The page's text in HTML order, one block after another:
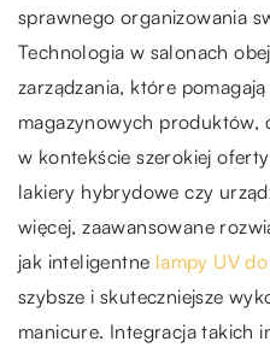
sprawnego organizowania
Technologia w salonach
zarządzania, które
magazynowych produktów,
w kontekście szerokiej
lakiery hybrydowe czy
więcej, zaawansowane
jak inteligentne lampy UV
szybsze i skuteczniejsze
manicure. Integracja takich